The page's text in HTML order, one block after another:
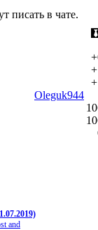
писать в чате.
Oleguk944
and